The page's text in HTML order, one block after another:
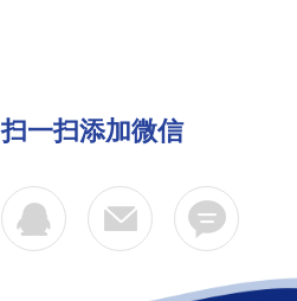
扫一扫添加微信